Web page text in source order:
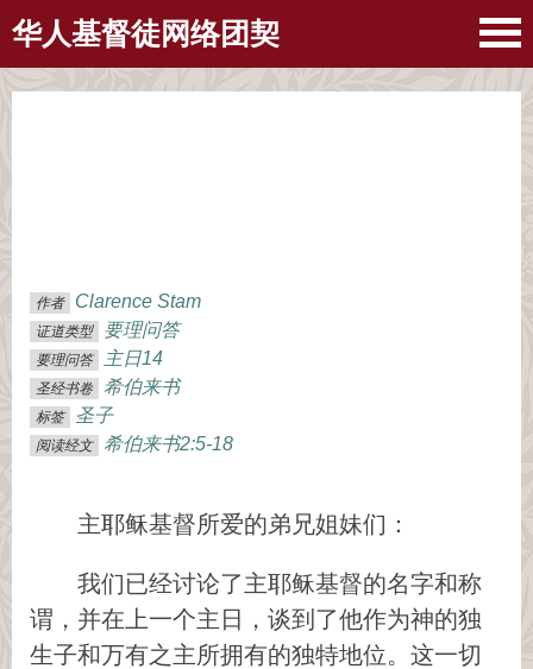
华人基督徒网络团契
作者 Clarence Stam
证道类型 要理问答
要理问答 主日14
圣经书卷 希伯来书
标签 圣子
阅读经文 希伯来书2:5-18
主耶稣基督所爱的弟兄姐妹们：
我们已经讨论了主耶稣基督的名字和称
谓，并在上一个主日，谈到了他作为神的独
生子和万有之主所拥有的独特地位。这一切